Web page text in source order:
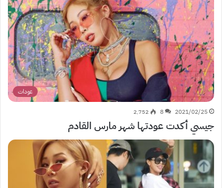
عودات
2021/02/25
8 2٬752
جيسي أكدت عودتها شهر مارس القادم